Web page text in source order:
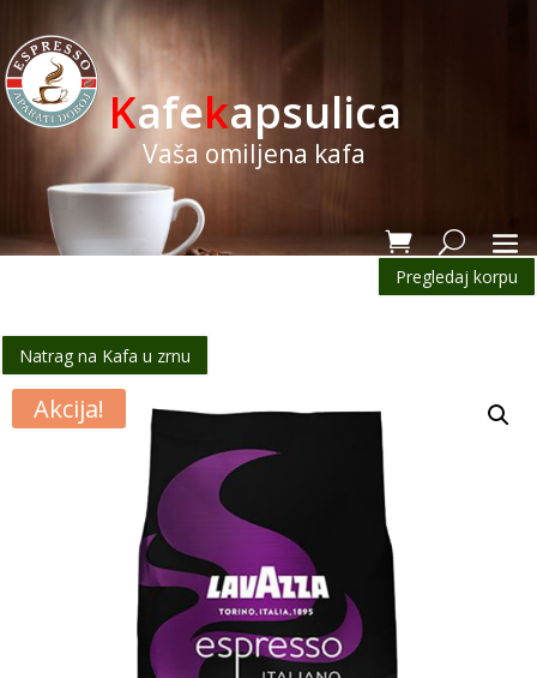
Kafekapsulica
Vaša omiljena kafa
Pregledaj korpu
Natrag na Kafa u zrnu
Akcija!